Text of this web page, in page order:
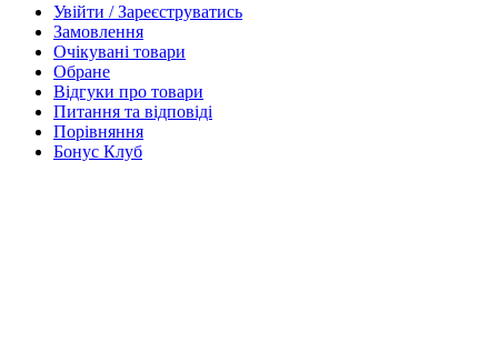
Увійти / Зареєструватись
Замовлення
Очікувані товари
Обране
Відгуки про товари
Питання та відповіді
Порівняння
Бонус Клуб